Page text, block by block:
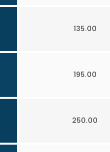
135.00
195.00
250.00